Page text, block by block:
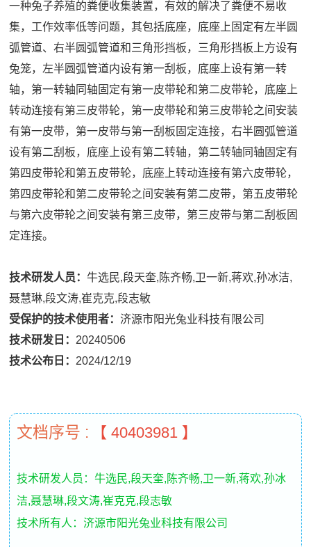
一种兔子养殖的粪便收集装置，有效的解决了粪便不易收
集，工作效率低等问题，其包括底座，底座上固定有左半圆
弧管道、右半圆弧管道和三角形挡板，三角形挡板上方设有
兔笼，左半圆弧管道内设有第一刮板，底座上设有第一转
轴，第一转轴同轴固定有第一皮带轮和第二皮带轮，底座上
转动连接有第三皮带轮，第一皮带轮和第三皮带轮之间安装
有第一皮带，第一皮带与第一刮板固定连接，右半圆弧管道
设有第二刮板，底座上设有第二转轴，第二转轴同轴固定有
第四皮带轮和第五皮带轮，底座上转动连接有第六皮带轮，
第四皮带轮和第二皮带轮之间安装有第二皮带，第五皮带轮
与第六皮带轮之间安装有第三皮带，第三皮带与第二刮板固
定连接。
技术研发人员：牛选民,段天奎,陈齐畅,卫一新,蒋欢,孙冰洁,
聂慧琳,段文涛,崔克克,段志敏
受保护的技术使用者：济源市阳光兔业科技有限公司
技术研发日： 20240506
技术公布日： 2024/12/19
文档序号 : 【 40403981 】
技术研发人员：牛选民,段天奎,陈齐畅,卫一新,蒋欢,孙冰
洁,聂慧琳,段文涛,崔克克,段志敏
技术所有人：济源市阳光兔业科技有限公司